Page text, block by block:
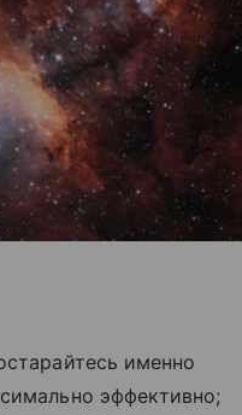
именно
эффективно;